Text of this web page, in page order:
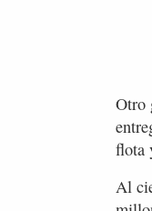
Otro
flota
Al